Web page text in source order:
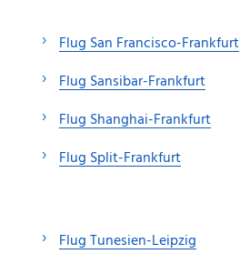
Flug San Francisco-Frankfurt
Flug Sansibar-Frankfurt
Flug Shanghai-Frankfurt
Flug Split-Frankfurt
Flug Tunesien-Leipzig